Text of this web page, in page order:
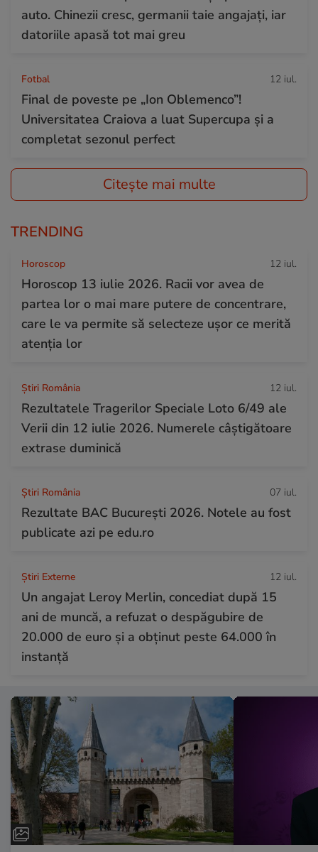
auto. Chinezii cresc, germanii taie angajați, iar
datoriile apasă tot mai greu
Fotbal 12 iul.
Final de poveste pe „Ion Oblemenco”!
Universitatea Craiova a luat Supercupa și a
completat sezonul perfect
Citește mai multe
TRENDING
Horoscop 12 iul.
Horoscop 13 iulie 2026. Racii vor avea de
partea lor o mai mare putere de concentrare,
care le va permite să selecteze ușor ce merită
atenția lor
Știri România 12 iul.
Rezultatele Tragerilor Speciale Loto 6/49 ale
Verii din 12 iulie 2026. Numerele câștigătoare
extrase duminică
Știri România 07 iul.
Rezultate BAC București 2026. Notele au fost
publicate azi pe edu.ro
Știri Externe 12 iul.
Un angajat Leroy Merlin, concediat după 15
ani de muncă, a refuzat o despăgubire de
20.000 de euro și a obținut peste 64.000 în
instanță